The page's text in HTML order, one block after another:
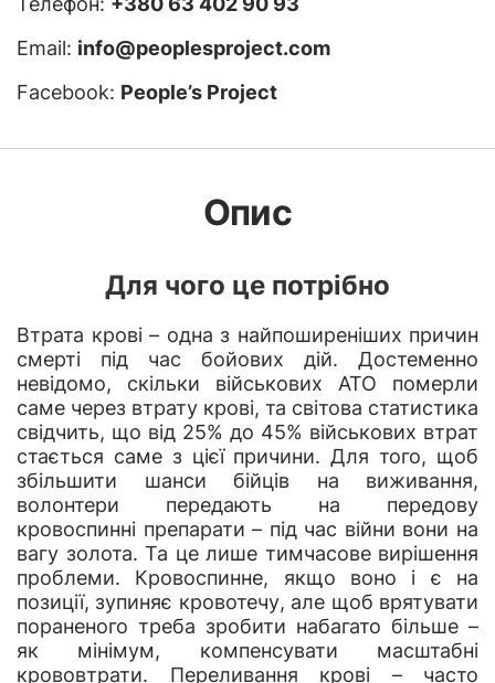
Email: info@peoplesproject.com
Facebook: People’s Project
Опис
Для чого це потрібно
Втрата крові – одна з найпоширеніших причин
смерті під час бойових дій. Достеменно
невідомо, скільки військових АТО померли
саме через втрату крові, та світова статистика
свідчить, що від 25% до 45% військових втрат
стається саме з цієї причини. Для того, щоб
збільшити шанси бійців на виживання,
волонтери передають на передову
кровоспинні препарати – під час війни вони на
вагу золота. Та це лише тимчасове вирішення
проблеми. Кровоспинне, якщо воно і є на
позиції, зупиняє кровотечу, але щоб врятувати
пораненого треба зробити набагато більше –
як мінімум, компенсувати масштабні
крововтрати. Переливання крові – часто